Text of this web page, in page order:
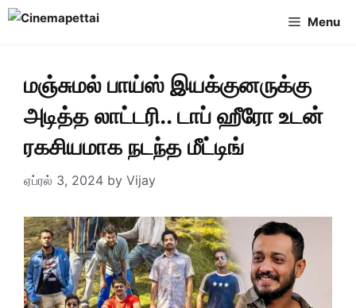
Skip
Menu
மஞ்சுமல் பாய்ஸ் இயக்குனருக்கு
அடித்த லாட்டரி.. டாப் ஹீரோ உடன்
ரகசியமாக நடந்த மீட்டிங்
ஏப்ரல் 3, 2024 by Vijay